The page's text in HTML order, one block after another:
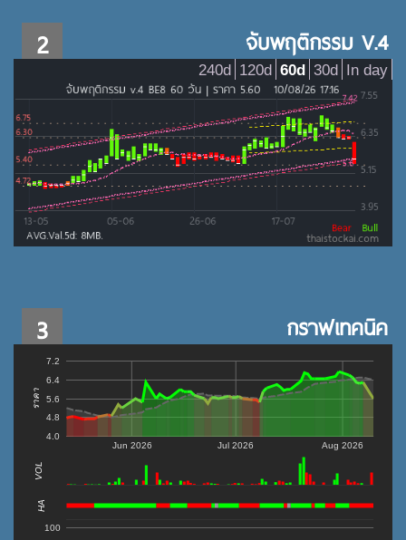
2 จับพฤติกรรม V.4
In day
30d
60d
120d
240d
3 กราฟเทคนิค
Jun 2026 Jul 2026 Aug 2026
4.0
4.8
5.6
6.4
7.2
ราคา
VOL
HA
100